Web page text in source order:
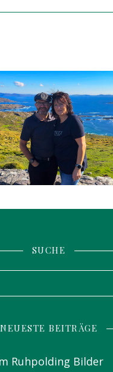
SUCHE
NEUESTE BEITRÄGE
Ruhpolding Bilder